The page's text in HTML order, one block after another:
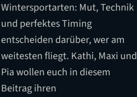
Wintersportarten: Mut, Technik
und perfektes Timing
entscheiden darüber, wer am
weitesten fliegt. Kathi, Maxi und
Pia wollen euch in diesem
Beitrag ihren